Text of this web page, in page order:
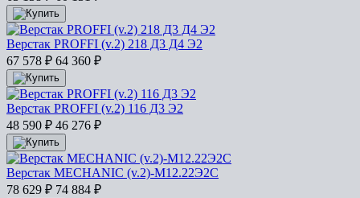
Верстак PROFFI (v.2) 218 Д3 Д4 Э2
67 578 ₽ 64 360 ₽
Верстак PROFFI (v.2) 116 Д3 Э2
48 590 ₽ 46 276 ₽
Верстак MECHANIC (v.2)-М12.22Э2С
78 629 ₽ 74 884 ₽